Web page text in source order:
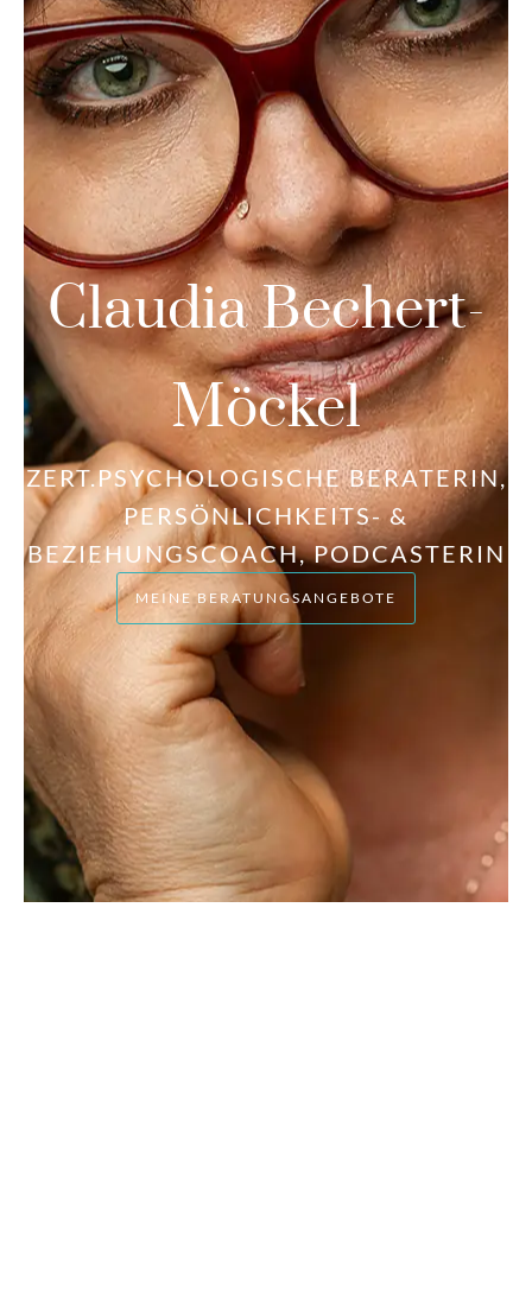
Claudia Bechert-
Möckel
ZERT.PSYCHOLOGISCHE BERATERIN,
PERSÖNLICHKEITS- &
BEZIEHUNGSCOACH, PODCASTERIN
MEINE BERATUNGSANGEBOTE